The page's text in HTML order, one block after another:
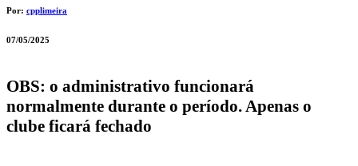
Por: cpplimeira
07/05/2025
OBS: o administrativo funcionará
normalmente durante o período. Apenas o
clube ficará fechado